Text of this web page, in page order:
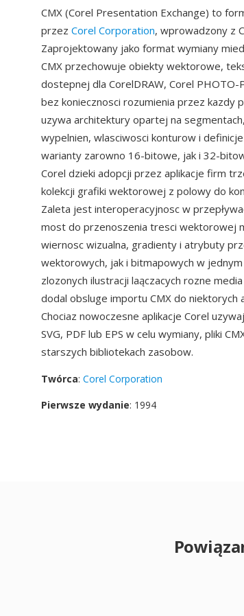
CMX (Corel Presentation Exchange) to
przez Corel Corporation, wprowadzony z
Zaprojektowany jako format wymiany
CMX przechowuje obiekty wektorowe,
dostepnej dla CorelDRAW, Corel
bez koniecznosci rozumienia przez kazdy
uzywa architektury opartej na
wypelnien, wlasciwosci konturow i
warianty zarowno 16-bitowe, jak i 32-
Corel dzieki adopcji przez aplikacje firm
kolekcji grafiki wektorowej z polowy do
Zaleta jest interoperacyjnosc w
most do przenoszenia tresci wektorowej
wiernosc wizualna, gradienty i atrybuty
wektorowych, jak i bitmapowych w
zlozonych ilustracji laączacych rozne
dodal obsluge importu CMX do
Chociaz nowoczesne aplikacje Corel
SVG, PDF lub EPS w celu wymiany, pliki
starszych bibliotekach zasobow.
Twórca: Corel Corporation
Pierwsze wydanie: 1994